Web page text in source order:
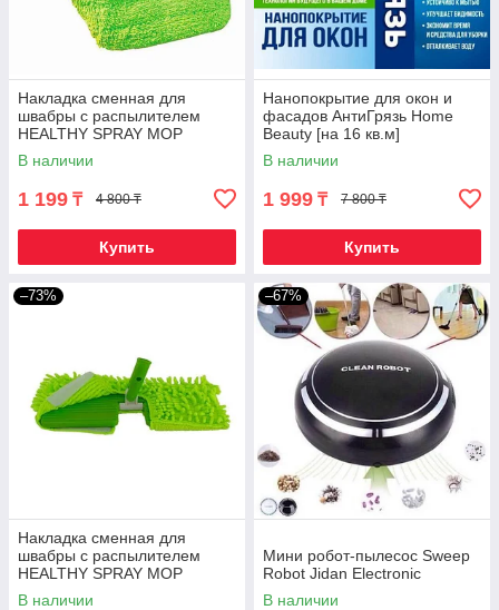
Накладка сменная для
швабры с распылителем
HEALTHY SPRAY MOP
(Односторонняя)
В наличии
1 199 ₸ 4 800 ₸
Купить
Нанопокрытие для окон и
фасадов АнтиГрязь Home
Beauty [на 16 кв.м]
В наличии
1 999 ₸ 7 800 ₸
Купить
–73%
Накладка сменная для
швабры с распылителем
HEALTHY SPRAY MOP
(Двухсторонняя)
В наличии
–67%
Мини робот-пылесос Sweep
Robot Jidan Electronic
В наличии